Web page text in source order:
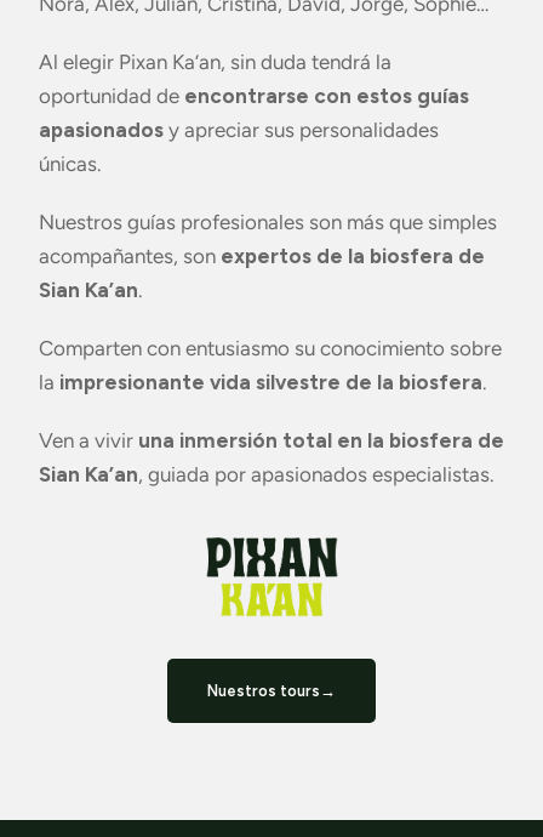
Al elegir Pixan Ka’an, sin duda tendrá la
oportunidad de encontrarse con estos guías
apasionados y apreciar sus personalidades
únicas.
Nuestros guías profesionales son más que simples
acompañantes, son expertos de la biosfera de
Sian Ka’an.
Comparten con entusiasmo su conocimiento sobre
la impresionante vida silvestre de la biosfera.
Ven a vivir una inmersión total en la biosfera de
Sian Ka’an, guiada por apasionados especialistas.
Nuestros tours→